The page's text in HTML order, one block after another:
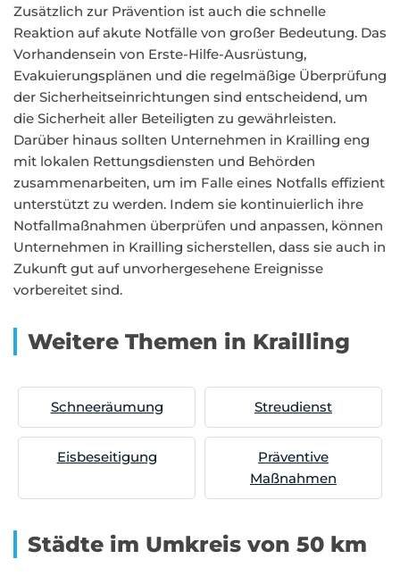
Zusätzlich zur Prävention ist auch die schnelle
Reaktion auf akute Notfälle von großer Bedeutung. Das
Vorhandensein von Erste-Hilfe-Ausrüstung,
Evakuierungsplänen und die regelmäßige Überprüfung
der Sicherheitseinrichtungen sind entscheidend, um
die Sicherheit aller Beteiligten zu gewährleisten.
Darüber hinaus sollten Unternehmen in Krailling eng
mit lokalen Rettungsdiensten und Behörden
zusammenarbeiten, um im Falle eines Notfalls effizient
unterstützt zu werden. Indem sie kontinuierlich ihre
Notfallmaßnahmen überprüfen und anpassen, können
Unternehmen in Krailling sicherstellen, dass sie auch in
Zukunft gut auf unvorhergesehene Ereignisse
vorbereitet sind.
Weitere Themen in Krailling
Schneeräumung Streudienst
Eisbeseitigung
Präventive
Maßnahmen
Städte im Umkreis von 50 km